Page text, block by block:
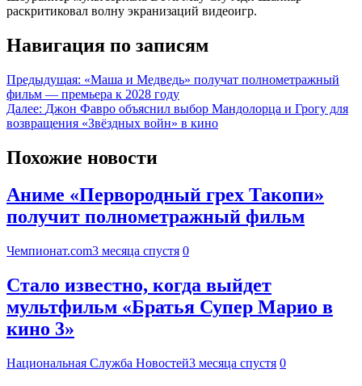
раскритиковал волну экранизаций видеоигр.
Навигация по записям
Предыдущая: «Маша и Медведь» получат полнометражный
фильм — премьера к 2028 году
Далее: Джон Фавро объяснил выбор Мандолорца и Грогу для
возвращения «Звёздных войн» в кино
Похожие новости
Аниме «Первородный грех Такопи»
получит полнометражный фильм
Чемпионат.com3 месяца спустя 0
Стало известно, когда выйдет
мультфильм «Братья Супер Марио в
кино 3»
Национальная Служба Новостей3 месяца спустя 0